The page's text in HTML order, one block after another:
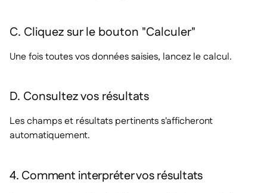
C. Cliquez sur le bouton "Calculer"
Une fois toutes vos données saisies, lancez le calcul.
D. Consultez vos résultats
Les champs et résultats pertinents s'afficheront
automatiquement.
4. Comment interpréter vos résultats